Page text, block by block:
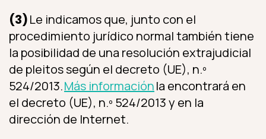
(3)Le indicamos que, junto con el
procedimiento jurídico normal también tiene
la posibilidad de una resolución extrajudicial
de pleitos según el decreto (UE), n.º
524/2013.Más informaciónla encontrará en
el decreto (UE), n.º 524/2013 y en la
dirección de Internet.